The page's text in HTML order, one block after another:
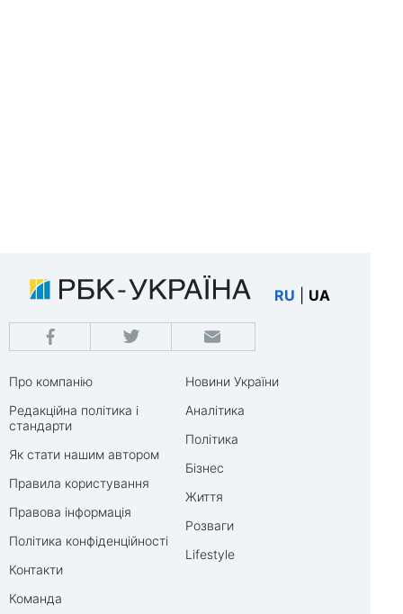
RU UA
Про компанію
Редакційна політика і
стандарти
Як стати нашим автором
Правила користування
Правова інформація
Політика конфіденційності
Контакти
Команда
Новини України
Аналітика
Політика
Бізнес
Життя
Розваги
Lifestyle